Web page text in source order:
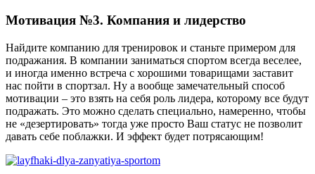
Мотивация №3. Компания и лидерство
Найдите компанию для тренировок и станьте примером для
подражания. В компании заниматься спортом всегда веселее,
и иногда именно встреча с хорошими товарищами заставит
нас пойти в спортзал. Ну а вообще замечательный способ
мотивации – это взять на себя роль лидера, которому все будут
подражать. Это можно сделать специально, намеренно, чтобы
не «дезертировать» тогда уже просто Ваш статус не позволит
давать себе поблажки. И эффект будет потрясающим!